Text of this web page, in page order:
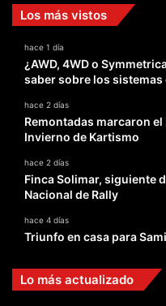
Los más vistos
hace 1 día
¿AWD, 4WD o
saber sobre los
hace 2 días
Remontadas marcaron
Invierno de Kartismo
hace 2 días
Finca Solimar, siguiente
Nacional de Rally
hace 4 días
Triunfo en casa para
Lo más actualizado